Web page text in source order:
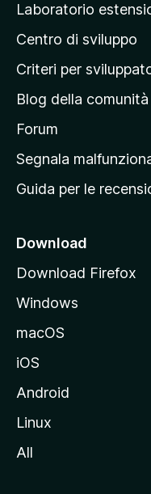
a
g
i
a
p
r
n
i
a
l
e
l
t
Laboratorio
Centro di sviluppo
Criteri per
Blog della comunità
Forum
Segnala
Guida per le
Download
Download Firefox
Windows
macOS
iOS
Android
Linux
All